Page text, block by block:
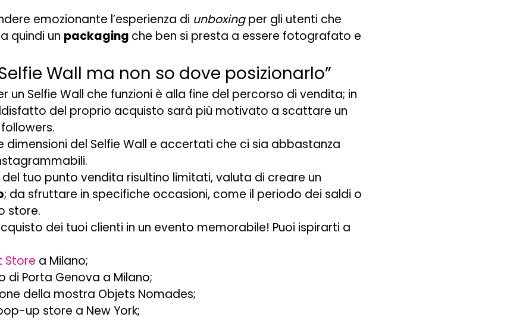
emozionante l’esperienza di unboxingper gli utenti che
quindi un packaging che ben si presta a essere fotografato e
Wall ma non so dove posizionarlo”
un Selfie Wall che funzioni è alla fine del percorso di vendita; in
del proprio acquisto sarà più motivato a scattare un
del Selfie Wall e accertati che ci sia abbastanza
tuo punto vendita risultino limitati, valuta di creare un
; da sfruttare in specifiche occasioni, come il periodo dei saldi o
store.
dei tuoi clienti in un evento memorabile! Puoi ispirarti a
Store a Milano;
di Porta Genova a Milano;
della mostra Objets Nomades;
up store a New York;